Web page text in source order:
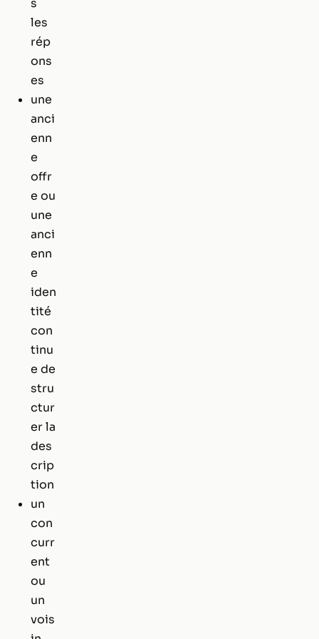
s
les
rép
ons
es
une
anci
enn
e
offr
e ou
une
anci
enn
e
iden
tité
con
tinu
e de
stru
ctur
er la
des
crip
tion
un
con
curr
ent
ou
un
vois